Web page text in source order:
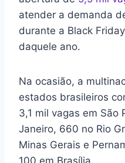
atender a demanda
durante a Black
daquele ano.
Na ocasião, a
estados brasileiros
3,1 mil vagas em São
Janeiro, 660 no Rio
Minas Gerais e
100 em Brasília.